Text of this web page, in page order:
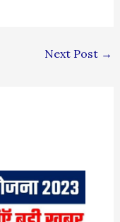
Next Post →